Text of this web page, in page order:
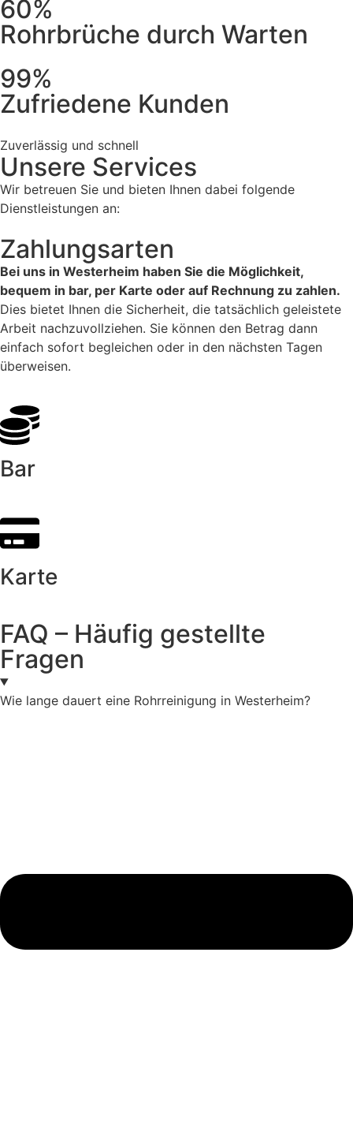
60%
Rohrbrüche durch Warten
99%
Zufriedene Kunden
Zuverlässig und schnell
Unsere Services
Wir betreuen Sie und bieten Ihnen dabei folgende
Dienstleistungen an:
Zahlungsarten
Bei uns in Westerheim haben Sie die Möglichkeit,
bequem in bar, per Karte oder auf Rechnung zu zahlen.
Dies bietet Ihnen die Sicherheit, die tatsächlich geleistete
Arbeit nachzuvollziehen. Sie können den Betrag dann
einfach sofort begleichen oder in den nächsten Tagen
überweisen.
Bar
Karte
FAQ – Häufig gestellte
Fragen
Wie lange dauert eine Rohrreinigung in Westerheim?